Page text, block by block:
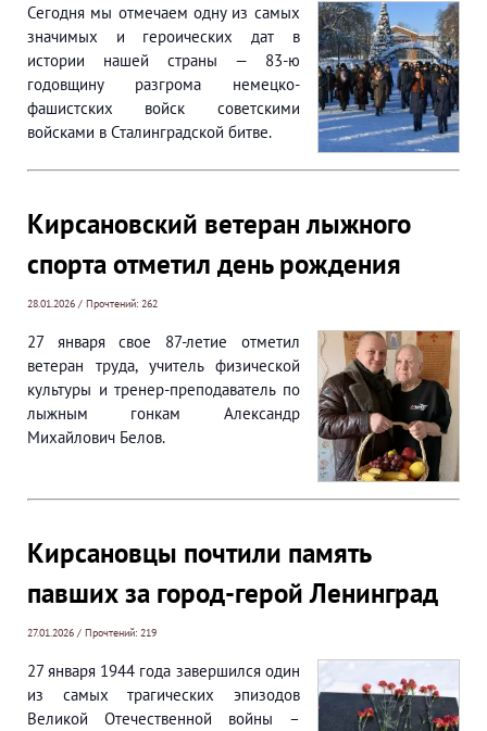
Сегодня мы отмечаем одну из самых
значимых и героических дат в
истории нашей страны — 83-ю
годовщину разгрома немецко-
фашистских войск советскими
войсками в Сталинградской битве.
Кирсановский ветеран лыжного
спорта отметил день рождения
28.01.2026 / Прочтений: 262
27 января свое 87-летие отметил
ветеран труда, учитель физической
культуры и тренер-преподаватель по
лыжным гонкам Александр
Михайлович Белов.
Кирсановцы почтили память
павших за город-герой Ленинград
27.01.2026 / Прочтений: 219
27 января 1944 года завершился один
из самых трагических эпизодов
Великой Отечественной войны –